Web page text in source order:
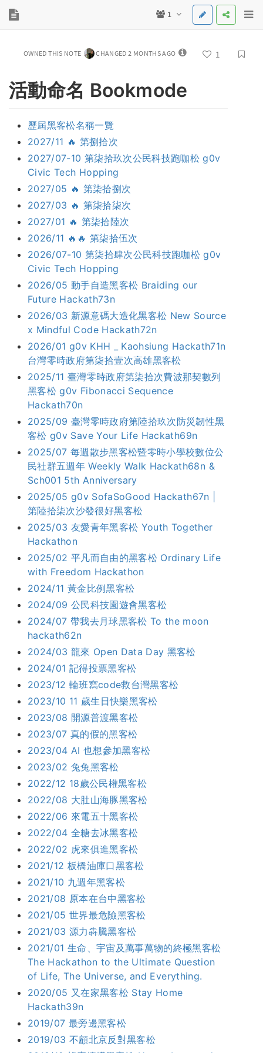
1
OWNED THIS NOTE CHANGED 2 MONTHS AGO 1
活動命名 Bookmode
歷屆黑客松名稱一覽
2027/11 🔥 第捌拾次
2027/07-10 第柒拾玖次公民科技跑咖松 g0v
Civic Tech Hopping
2027/05 🔥 第柒拾捌次
2027/03 🔥 第柒拾柒次
2027/01 🔥 第柒拾陸次
2026/11 🔥🔥 第柒拾伍次
2026/07-10 第柒拾肆次公民科技跑咖松 g0v
Civic Tech Hopping
2026/05 動手自造黑客松 Braiding our
Future Hackath73n
2026/03 新源意碼大造化黑客松 New Source
x Mindful Code Hackath72n
2026/01 g0v KHH _ Kaohsiung Hackath71n
台灣零時政府第柒拾壹次高雄黑客松
2025/11 臺灣零時政府第柒拾次費波那契數列
黑客松 g0v Fibonacci Sequence
Hackath70n
2025/09 臺灣零時政府第陸拾玖次防災韌性黑
客松 g0v Save Your Life Hackath69n
2025/07 每週散步黑客松暨零時小學校數位公
民社群五週年 Weekly Walk Hackath68n &
Sch001 5th Anniversary
2025/05 g0v SofaSoGood Hackath67n |
第陸拾柒次沙發很好黑客松
2025/03 友愛青年黑客松 Youth Together
Hackathon
2025/02 平凡而自由的黑客松 Ordinary Life
with Freedom Hackathon
2024/11 黃金比例黑客松
2024/09 公民科技園遊會黑客松
2024/07 帶我去月球黑客松 To the moon
hackath62n
2024/03 龍來 Open Data Day 黑客松
2024/01 記得投票黑客松
2023/12 輪班寫code救台灣黑客松
2023/10 11 歲生日快樂黑客松
2023/08 開源普渡黑客松
2023/07 真的假的黑客松
2023/04 AI 也想參加黑客松
2023/02 兔兔黑客松
2022/12 18歲公民權黑客松
2022/08 大肚山海豚黑客松
2022/06 來電五十黑客松
2022/04 全糖去冰黑客松
2022/02 虎來俱進黑客松
2021/12 板橋油庫口黑客松
2021/10 九週年黑客松
2021/08 原本在台中黑客松
2021/05 世界最危險黑客松
2021/03 源力犇騰黑客松
2021/01 生命、宇宙及萬事萬物的終極黑客松
The Hackathon to the Ultimate Question
of Life, The Universe, and Everything.
2020/05 又在家黑客松 Stay Home
Hackath39n
2019/07 最旁邊黑客松
2019/03 不顧北京反對黑客松